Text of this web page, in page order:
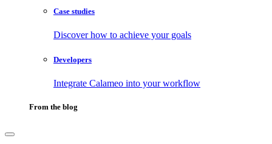
Case studies
Discover how to achieve your goals
Developers
Integrate Calameo into your workflow
From the blog